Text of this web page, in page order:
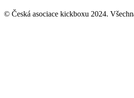
© Česká asociace kickboxu 2024.